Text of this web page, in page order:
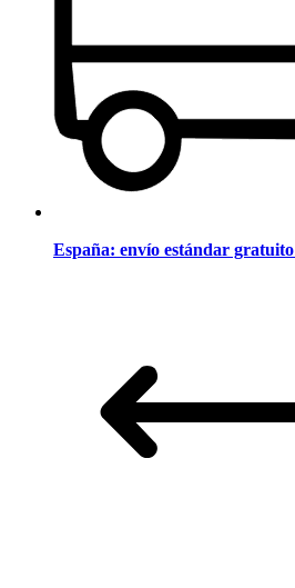
España: envío estándar gratuito